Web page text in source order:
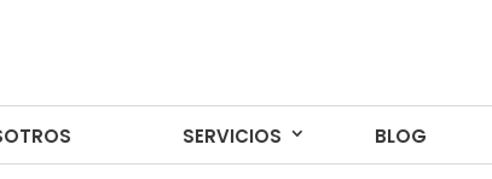
SERVICIOS BLOG
SERVICIOS BLOG